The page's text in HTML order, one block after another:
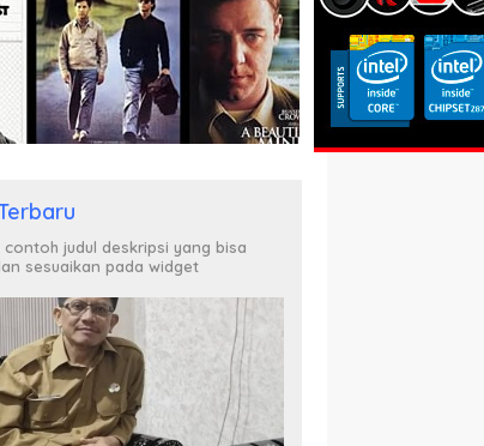
contoh judul deskripsi yang bisa
sesuaikan pada widget